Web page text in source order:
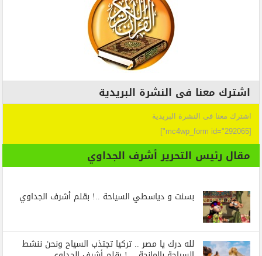
اشترك معنا فى النشرة البريدية
اشترك معنا فى النشرة البريدية
[mc4wp_form id="292065"]
مقال رئيس التحرير أشرف الجداوي
بسنت و دياسطي السياحة ..! بقلم أشرف الجداوي
لله درك يا مصر .. تركيا تجتذب السياح ونحن ننشط